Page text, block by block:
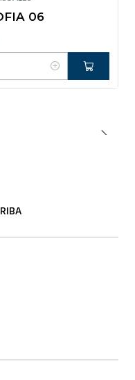
06